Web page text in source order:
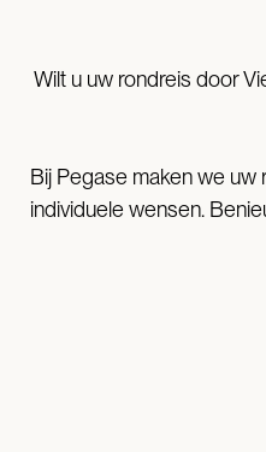
Wilt u uw rondreis door
Bij Pegase maken we uw
individuele wensen.